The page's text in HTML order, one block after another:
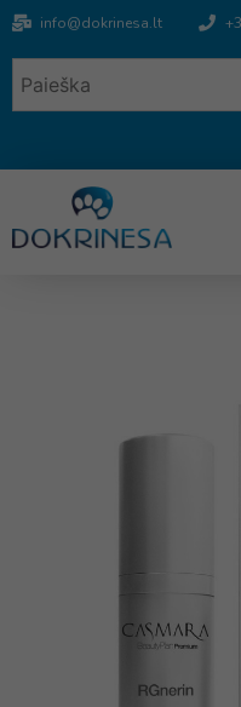
info@dokrinesa.lt